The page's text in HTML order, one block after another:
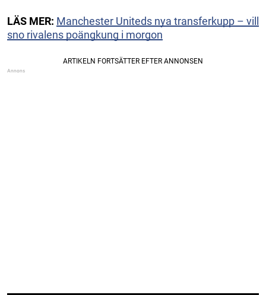
LÄS MER: Manchester Uniteds nya transferkupp – vill
sno rivalens poängkung i morgon